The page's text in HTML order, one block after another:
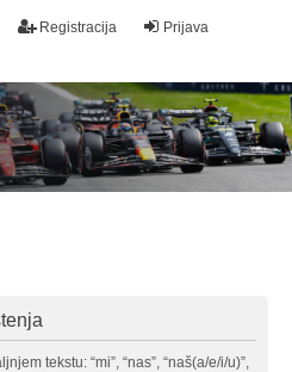
Prijava
Registracija
tekstu: “mi”, “nas”, “naš(a/e/i/u)”,